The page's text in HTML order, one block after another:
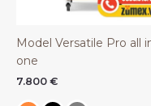
Model Versatile Pro all
one
7.800 €